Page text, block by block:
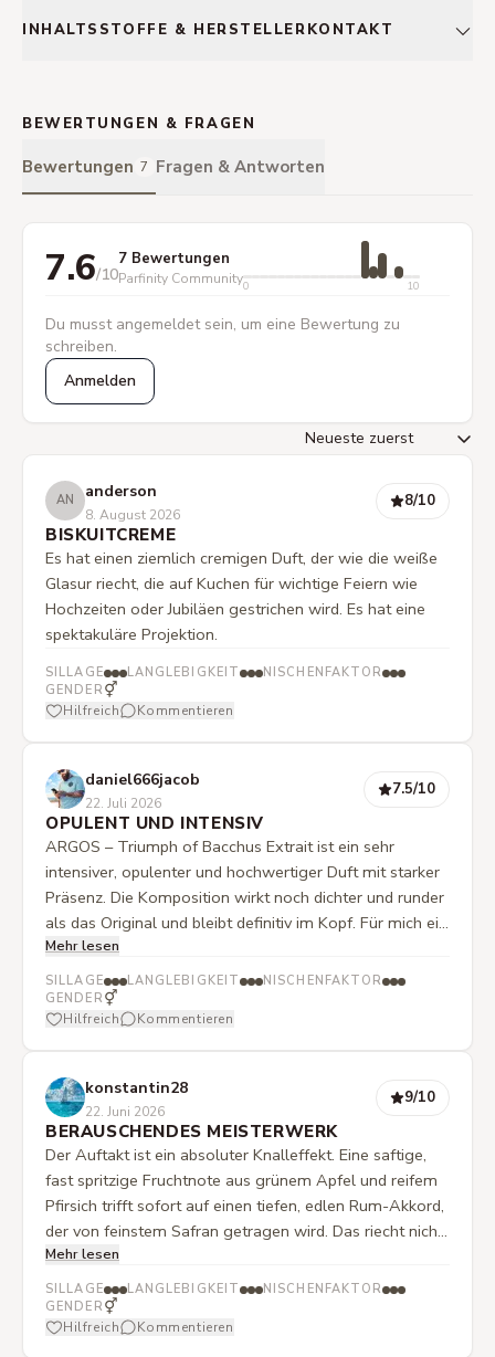
INHALTSSTOFFE & HERSTELLERKONTAKT
BEWERTUNGEN & FRAGEN
Bewertungen 7 Fragen & Antworten
7.6/10
7 Bewertungen
Parfinity Community0 10
Du musst angemeldet sein, um eine Bewertung zu
schreiben.
Anmelden
AN anderson
8. August 2026
8/10
BISKUITCREME
Es hat einen ziemlich cremigen Duft, der wie die weiße
Glasur riecht, die auf Kuchen für wichtige Feiern wie
Hochzeiten oder Jubiläen gestrichen wird. Es hat eine
spektakuläre Projektion.
SILLAGE LANGLEBIGKEIT
NISCHENFAKTOR
GENDER ⚥
Hilfreich Kommentieren
daniel666jacob
22. Juli 2026
7.5/10
OPULENT UND INTENSIV
ARGOS – Triumph of Bacchus Extrait ist ein sehr
intensiver, opulenter und hochwertiger Duft mit starker
Präsenz. Die Komposition wirkt noch dichter und runder
als das Original und bleibt definitiv im Kopf. Für mich ein
beeindruckender Duft, der viel Luxus ausstrahlt aber
dennoch stört mich diese Präzens nach einer Zeit das
ich ihn nach gewisser Zeit nicht mehr an mir mag.
Mehr lesen
SILLAGE LANGLEBIGKEIT
NISCHENFAKTOR
GENDER ⚥
Hilfreich Kommentieren
konstantin28
22. Juni 2026
9/10
BERAUSCHENDES MEISTERWERK
Der Auftakt ist ein absoluter Knalleffekt. Eine saftige,
fast spritzige Fruchtnote aus grünem Apfel und reifem
Pfirsich trifft sofort auf einen tiefen, edlen Rum-Akkord,
der von feinstem Safran getragen wird. Das riecht nicht
nach billigem Alkohol, sondern nach einem extrem
hochwertigen, gereiften Likör. Im Herzen wandelt sich
der Duft: Die Frische der Früchte zieht sich zurück und
macht Platz für eine rauchig-cremige Wärme.
Mehr lesen
SILLAGE LANGLEBIGKEIT
NISCHENFAKTOR
GENDER ⚥
Hilfreich Kommentieren